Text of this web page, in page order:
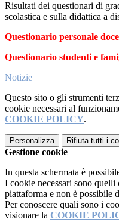
Risultati dei questionari di
scolastica e sulla didattica a
Questionario personale
Questionario studenti e
Notizie
Questo sito o gli strumenti
cookie necessari al
COOKIE POLICY.
Personalizza Rifiuta tutti i
Gestione cookie
In questa schermata è
I cookie necessari sono
piattaforma e non è possibile
Per conoscere quali sono i
visionare la COOKIE